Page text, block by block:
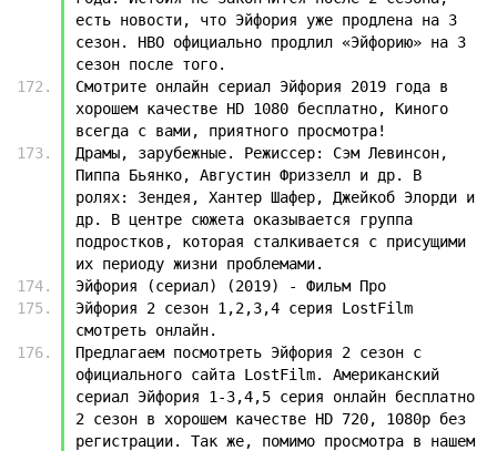
есть новости, что Эйфория уже продлена на 3
сезон. HBO официально продлил «Эйфорию» на 3
сезон после того.
Смотрите онлайн сериал Эйфория 2019 года в
хорошем качестве HD 1080 бесплатно, Киного
всегда с вами, приятного просмотра!
Драмы, зарубежные. Режиссер: Сэм Левинсон,
Пиппа Бьянко, Августин Фриззелл и др. В
ролях: Зендея, Хантер Шафер, Джейкоб Элорди и
др. В центре сюжета оказывается группа
подростков, которая сталкивается с присущими
их периоду жизни проблемами.
Эйфория (сериал) (2019) - Фильм Про
Эйфория 2 сезон 1,2,3,4 серия LostFilm
смотреть онлайн.
Предлагаем посмотреть Эйфория 2 сезон с
официального сайта LostFilm. Американский
сериал Эйфория 1-3,4,5 серия онлайн бесплатно
2 сезон в хорошем качестве HD 720, 1080p без
регистрации. Так же, помимо просмотра в нашем